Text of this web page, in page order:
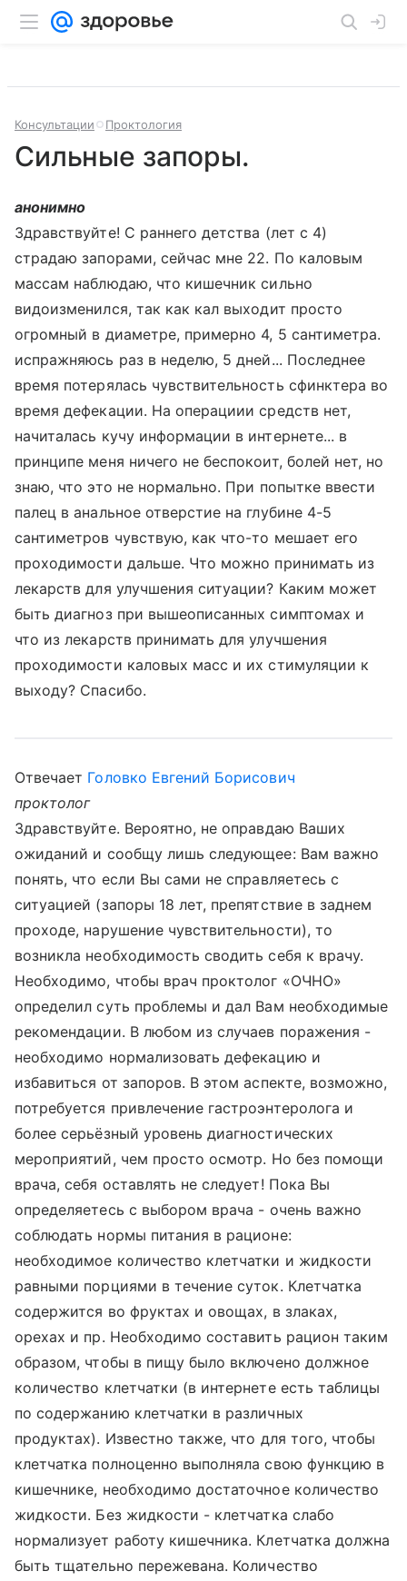
Консультации Проктология
Сильные запоры.
анонимно
Здравствуйте! С раннего детства (лет с 4)
страдаю запорами, сейчас мне 22. По каловым
массам наблюдаю, что кишечник сильно
видоизменился, так как кал выходит просто
огромный в диаметре, примерно 4, 5 сантиметра.
испражняюсь раз в неделю, 5 дней... Последнее
время потерялась чувствительность сфинктера во
время дефекации. На операциии средств нет,
начиталась кучу информации в интернете... в
принципе меня ничего не беспокоит, болей нет, но
знаю, что это не нормально. При попытке ввести
палец в анальное отверстие на глубине 4-5
сантиметров чувствую, как что-то мешает его
проходимости дальше. Что можно принимать из
лекарств для улучшения ситуации? Каким может
быть диагноз при вышеописанных симптомах и
что из лекарств принимать для улучшения
проходимости каловых масс и их стимуляции к
выходу? Спасибо.
Отвечает Головко Евгений Борисович
проктолог
Здравствуйте. Вероятно, не оправдаю Ваших
ожиданий и сообщу лишь следующее: Вам важно
понять, что если Вы сами не справляетесь с
ситуацией (запоры 18 лет, препятствие в заднем
проходе, нарушение чувствительности), то
возникла необходимость сводить себя к врачу.
Необходимо, чтобы врач проктолог «ОЧНО»
определил суть проблемы и дал Вам необходимые
рекомендации. В любом из случаев поражения -
необходимо нормализовать дефекацию и
избавиться от запоров. В этом аспекте, возможно,
потребуется привлечение гастроэнтеролога и
более серьёзный уровень диагностических
мероприятий, чем просто осмотр. Но без помощи
врача, себя оставлять не следует! Пока Вы
определяетесь с выбором врача - очень важно
соблюдать нормы питания в рационе:
необходимое количество клетчатки и жидкости
равными порциями в течение суток. Клетчатка
содержится во фруктах и овощах, в злаках,
орехах и пр. Необходимо составить рацион таким
образом, чтобы в пищу было включено должное
количество клетчатки (в интернете есть таблицы
по содержанию клетчатки в различных
продуктах). Известно также, что для того, чтобы
клетчатка полноценно выполняла свою функцию в
кишечнике, необходимо достаточное количество
жидкости. Без жидкости - клетчатка слабо
нормализует работу кишечника. Клетчатка должна
быть тщательно пережевана. Количество